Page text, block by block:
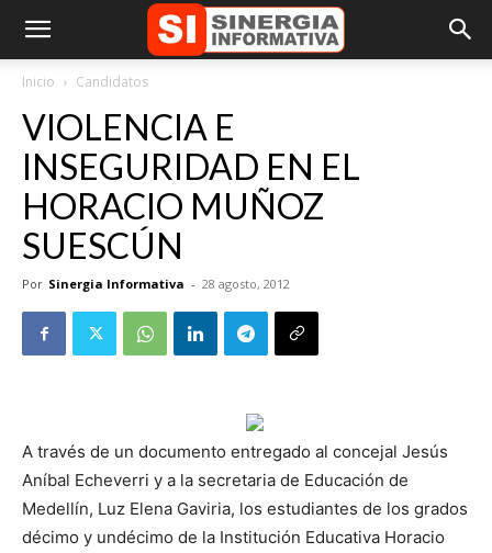
Inicio Candidatos
VIOLENCIA E
INSEGURIDAD EN EL
HORACIO MUÑOZ
SUESCÚN
Por Sinergia Informativa - 28 agosto, 2012
A través de un documento entregado al concejal Jesús
Aníbal Echeverri y a la secretaria de Educación de
Medellín, Luz Elena Gaviria, los estudiantes de los grados
décimo y undécimo de la Institución Educativa Horacio